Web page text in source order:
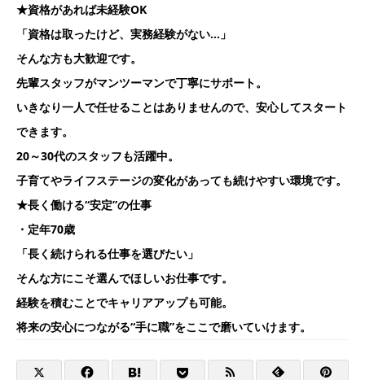
★資格があれば未経験OK
「資格は取ったけど、実務経験がない…」
そんな方も大歓迎です。
先輩スタッフがマンツーマンで丁寧にサポート。
いきなり一人で任せることはありませんので、安心してスタート
できます。
20～30代のスタッフも活躍中。
子育てやライフステージの変化があっても続けやすい環境です。
★長く働ける“安定”の仕事
・定年70歳
「長く続けられる仕事を選びたい」
そんな方にこそ選んでほしいお仕事です。
経験を積むことでキャリアアップも可能。
将来の安心につながる“手に職”をここで磨いていけます。